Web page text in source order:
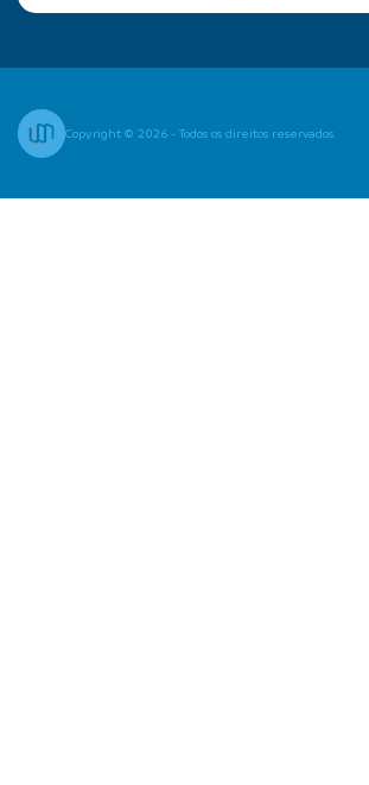
Copyright © 2026 - Todos os direitos reservados.